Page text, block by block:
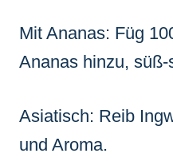
Mit Ananas: Füg
Ananas hinzu, süß-
Asiatisch: Reib
und Aroma.